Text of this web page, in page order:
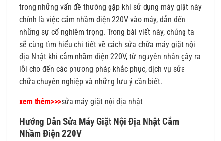
trong những vấn đề thường gặp khi sử dụng máy giặt này
chính là việc cắm nhầm điện 220V vào máy, dẫn đến
những sự cố nghiêm trọng. Trong bài viết này, chúng ta
sẽ cùng tìm hiểu chi tiết về cách sửa chữa máy giặt nội
địa Nhật khi cắm nhầm điện 220V, từ nguyên nhân gây ra
lỗi cho đến các phương pháp khắc phục, dịch vụ sửa
chữa chuyên nghiệp và những lưu ý cần biết.
xem thêm>>>sửa máy giặt nội địa nhật
Hướng Dẫn Sửa Máy Giặt Nội Địa Nhật Cắm
Nhầm Điện 220V